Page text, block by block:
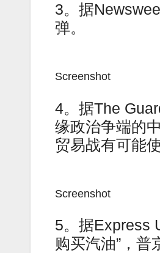
3。据
弹。
Screenshot
4。据The
缘政治争端的
贸易战有可能
Screenshot
5。据Express
购买汽油”，普